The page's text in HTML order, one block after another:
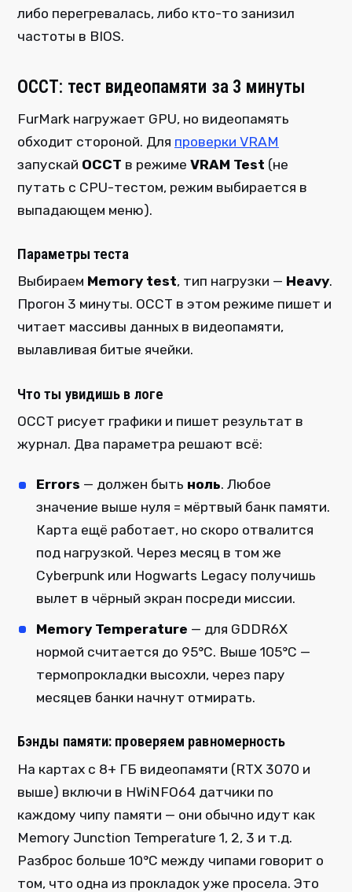
либо перегревалась, либо кто-то занизил
частоты в BIOS.
OCCT: тест видеопамяти за 3 минуты
FurMark нагружает GPU, но видеопамять
обходит стороной. Для проверки VRAM
запускай OCCT в режиме VRAM Test (не
путать с CPU-тестом, режим выбирается в
выпадающем меню).
Параметры теста
Выбираем Memory test, тип нагрузки — Heavy.
Прогон 3 минуты. OCCT в этом режиме пишет и
читает массивы данных в видеопамяти,
вылавливая битые ячейки.
Что ты увидишь в логе
OCCT рисует графики и пишет результат в
журнал. Два параметра решают всё:
Errors — должен быть ноль. Любое
значение выше нуля = мёртвый банк памяти.
Карта ещё работает, но скоро отвалится
под нагрузкой. Через месяц в том же
Cyberpunk или Hogwarts Legacy получишь
вылет в чёрный экран посреди миссии.
Memory Temperature — для GDDR6X
нормой считается до 95°C. Выше 105°C —
термопрокладки высохли, через пару
месяцев банки начнут отмирать.
Бэнды памяти: проверяем равномерность
На картах с 8+ ГБ видеопамяти (RTX 3070 и
выше) включи в HWiNFO64 датчики по
каждому чипу памяти — они обычно идут как
Memory Junction Temperature 1, 2, 3 и т.д.
Разброс больше 10°C между чипами говорит о
том, что одна из прокладок уже просела. Это